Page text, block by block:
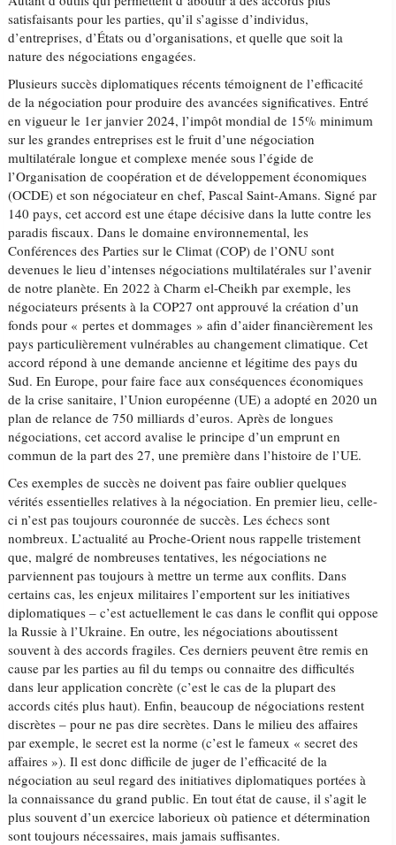
satisfaisants pour les parties, qu’il s’agisse d’individus,
d’entreprises, d’États ou d’organisations, et quelle que soit la
nature des négociations engagées.
Plusieurs succès diplomatiques récents témoignent de l’efficacité
de la négociation pour produire des avancées significatives. Entré
en vigueur le 1er janvier 2024, l’impôt mondial de 15% minimum
sur les grandes entreprises est le fruit d’une négociation
multilatérale longue et complexe menée sous l’égide de
l’Organisation de coopération et de développement économiques
(OCDE) et son négociateur en chef, Pascal Saint-Amans. Signé par
140 pays, cet accord est une étape décisive dans la lutte contre les
paradis fiscaux. Dans le domaine environnemental, les
Conférences des Parties sur le Climat (COP) de l’ONU sont
devenues le lieu d’intenses négociations multilatérales sur l’avenir
de notre planète. En 2022 à Charm el-Cheikh par exemple, les
négociateurs présents à la COP27 ont approuvé la création d’un
fonds pour « pertes et dommages » afin d’aider financièrement les
pays particulièrement vulnérables au changement climatique. Cet
accord répond à une demande ancienne et légitime des pays du
Sud. En Europe, pour faire face aux conséquences économiques
de la crise sanitaire, l’Union européenne (UE) a adopté en 2020 un
plan de relance de 750 milliards d’euros. Après de longues
négociations, cet accord avalise le principe d’un emprunt en
commun de la part des 27, une première dans l’histoire de l’UE.
Ces exemples de succès ne doivent pas faire oublier quelques
vérités essentielles relatives à la négociation. En premier lieu, celle-
ci n’est pas toujours couronnée de succès. Les échecs sont
nombreux. L’actualité au Proche-Orient nous rappelle tristement
que, malgré de nombreuses tentatives, les négociations ne
parviennent pas toujours à mettre un terme aux conflits. Dans
certains cas, les enjeux militaires l’emportent sur les initiatives
diplomatiques – c’est actuellement le cas dans le conflit qui oppose
la Russie à l’Ukraine. En outre, les négociations aboutissent
souvent à des accords fragiles. Ces derniers peuvent être remis en
cause par les parties au fil du temps ou connaitre des difficultés
dans leur application concrète (c’est le cas de la plupart des
accords cités plus haut). Enfin, beaucoup de négociations restent
discrètes – pour ne pas dire secrètes. Dans le milieu des affaires
par exemple, le secret est la norme (c’est le fameux « secret des
affaires »). Il est donc difficile de juger de l’efficacité de la
négociation au seul regard des initiatives diplomatiques portées à
la connaissance du grand public. En tout état de cause, il s’agit le
plus souvent d’un exercice laborieux où patience et détermination
sont toujours nécessaires, mais jamais suffisantes.